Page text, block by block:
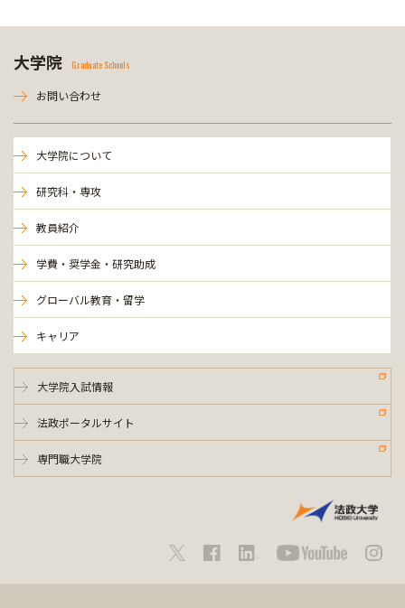
大学院 Graduate Schools
お問い合わせ
大学院について
研究科・専攻
教員紹介
学費・奨学金・研究助成
グローバル教育・留学
キャリア
大学院入試情報
法政ポータルサイト
専門職大学院